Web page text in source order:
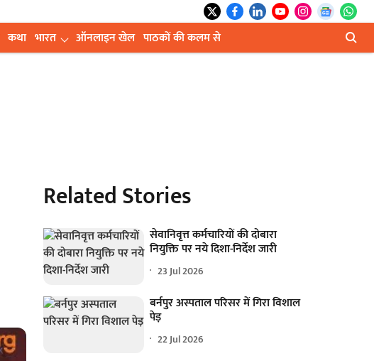
कथा भारत ऑनलाइन खेल पाठकों की कलम से
Related Stories
सेवानिवृत्त कर्मचारियों की दोबारा
नियुक्ति पर नये दिशा-निर्देश जारी
23 Jul 2026
बर्नपुर अस्पताल परिसर में गिरा विशाल
पेड़
22 Jul 2026